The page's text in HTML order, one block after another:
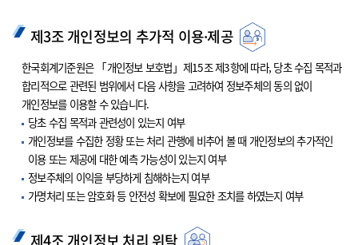
제3조 개인정보의 추가적 이용·제공
한국회계기준원은 「개인정보 보호법」제15조 제3항에 따라, 당초 수집 목적과
합리적으로 관련된 범위에서 다음 사항을 고려하여 정보주체의 동의 없이
개인정보를 이용할 수 있습니다.
당초 수집 목적과 관련성이 있는지 여부
개인정보를 수집한 정황 또는 처리 관행에 비추어 볼 때 개인정보의 추가적인
이용 또는 제공에 대한 예측 가능성이 있는지 여부
정보주체의 이익을 부당하게 침해하는지 여부
가명처리 또는 암호화 등 안전성 확보에 필요한 조치를 하였는지 여부